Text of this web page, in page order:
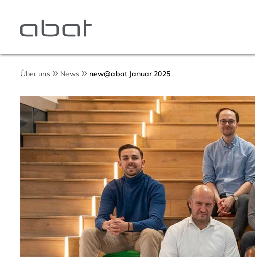
Über uns News new@abat Januar 2025